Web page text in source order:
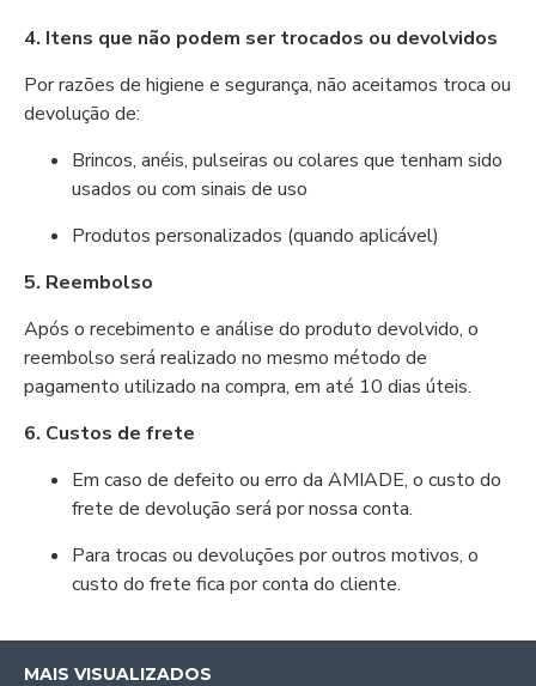
4. Itens que não podem ser trocados ou devolvidos
Por razões de higiene e segurança, não aceitamos troca ou
devolução de:
Brincos, anéis, pulseiras ou colares que tenham sido
usados ou com sinais de uso
Produtos personalizados (quando aplicável)
5. Reembolso
Após o recebimento e análise do produto devolvido, o
reembolso será realizado no mesmo método de
pagamento utilizado na compra, em até 10 dias úteis.
6. Custos de frete
Em caso de defeito ou erro da AMIADE, o custo do
frete de devolução será por nossa conta.
Para trocas ou devoluções por outros motivos, o
custo do frete fica por conta do cliente.
MAIS VISUALIZADOS